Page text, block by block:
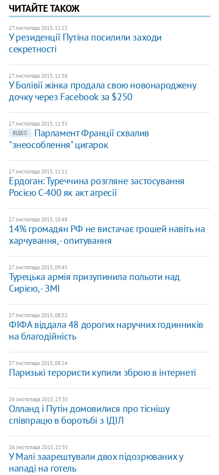
ЧИТАЙТЕ ТАКОЖ
27 листопада 2015, 12:23
У резиденції Путіна посилили заходи
секретності
27 листопада 2015, 11:56
У Болівії жінка продала свою новонароджену
дочку через Facebook за $250
27 листопада 2015, 11:33
ВІДЕО
Парламент Франції схвалив
"знеособлення" цигарок
27 листопада 2015, 11:11
Ердоган: Туреччина розгляне застосування
Росією С-400 як акт агресії
27 листопада 2015, 10:48
14% громадян РФ не вистачає грошей навіть на
харчування, - опитування
27 листопада 2015, 09:45
Турецька армія призупинила польоти над
Сирією, - ЗМІ
27 листопада 2015, 08:52
ФІФА віддала 48 дорогих наручних годинників
на благодійність
27 листопада 2015, 08:24
Паризькі терористи купили зброю в інтернеті
26 листопада 2015, 23:35
Олланд і Путін домовилися про тіснішу
співпрацю в боротьбі з ІДІЛ
26 листопада 2015, 22:55
У Малі заарештували двох підозрюваних у
нападі на готель